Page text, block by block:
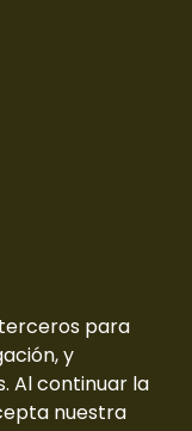
para
y
Al continuar la
nuestra